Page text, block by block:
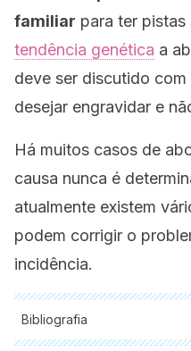
familiar para ter pistas
tendência genética a
deve ser discutido
desejar engravidar e
Há muitos casos de
causa nunca é
atualmente existem
podem corrigir o
incidência.
Bibliografia
Todas as fontes citadas